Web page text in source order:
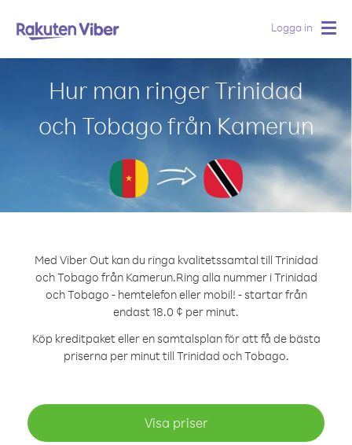
Logga in
Hur man ringer Trinidad
och Tobago från Kamerun
Med Viber Out kan du ringa kvalitetssamtal till Trinidad
och Tobago från Kamerun.Ring alla nummer i Trinidad
och Tobago - hemtelefon eller mobil! - startar från
endast 18.0 ¢ per minut.
Köp kreditpaket eller en samtalsplan för att få de bästa
priserna per minut till Trinidad och Tobago.
Visa priser